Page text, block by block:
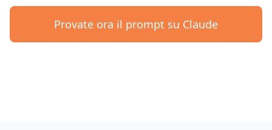
Provate ora il prompt su Claude